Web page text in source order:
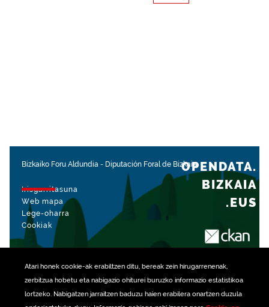
Atari honek cookie-ak erabiltzen ditu, bereak zein hirugarrenenak,
zerbitzua hobetu eta nabigazio ohiturei buruzko informazio estatistikoa
lortzeko. Nabigatzen jarraitzen baduzu haien erabilera onartzen duzula
Bizkaiko Foru Aldundia - Diputación Foral de Bizkaia
Irisgarritasuna
Web mapa
Lege-oharra
Cookiak
OPENDATA.
BIZKAIA
.EUS